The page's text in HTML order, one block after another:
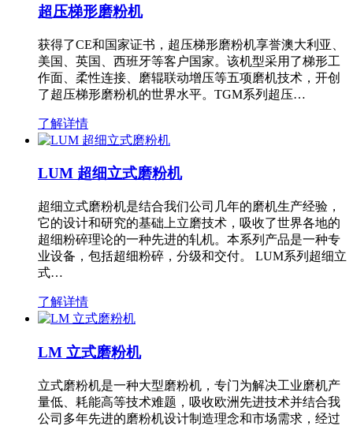
超压梯形磨粉机
获得了CE和国家证书，超压梯形磨粉机享誉澳大利亚、
美国、英国、西班牙等客户国家。该机型采用了梯形工
作面、柔性连接、磨辊联动增压等五项磨机技术，开创
了超压梯形磨粉机的世界水平。TGM系列超压…
了解详情
LUM 超细立式磨粉机
超细立式磨粉机是结合我们公司几年的磨机生产经验，
它的设计和研究的基础上立磨技术，吸收了世界各地的
超细粉碎理论的一种先进的轧机。本系列产品是一种专
业设备，包括超细粉碎，分级和交付。 LUM系列超细立
式…
了解详情
LM 立式磨粉机
立式磨粉机是一种大型磨粉机，专门为解决工业磨机产
量低、耗能高等技术难题，吸收欧洲先进技术并结合我
公司多年先进的磨粉机设计制造理念和市场需求，经过